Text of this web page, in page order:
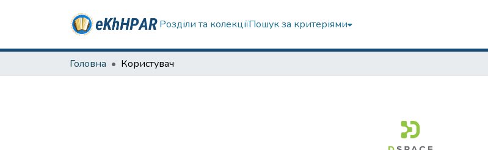
Розділи та колекціїПошук за критеріями
Головна Користувач